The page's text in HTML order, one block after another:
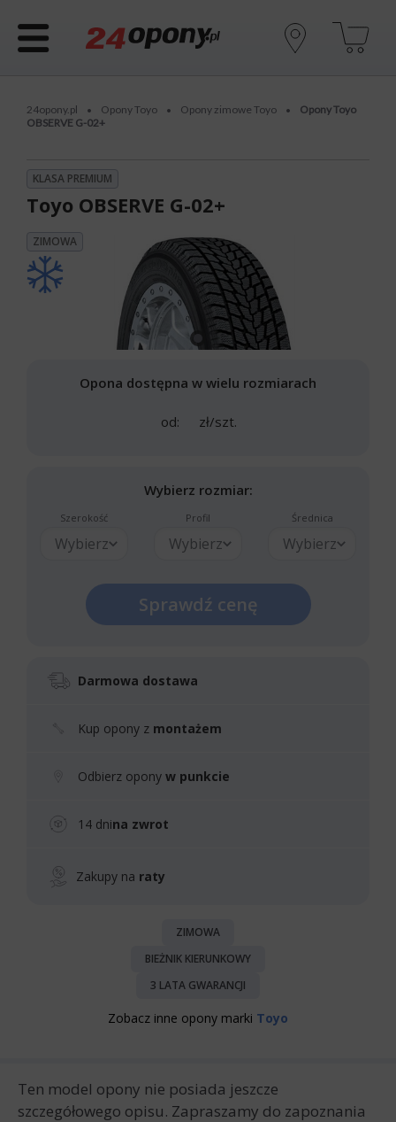
24opony.pl • Opony Toyo • Opony zimowe Toyo •
Opony Toyo
OBSERVE G-02+
KLASA PREMIUM
Toyo OBSERVE G-02+
ZIMOWA
Opona dostępna w wielu rozmiarach
od: zł/szt.
Wybierz rozmiar:
Szerokość
Wybierz
Profil
Wybierz
Średnica
Wybierz
Sprawdź cenę
Darmowa dostawa
Kup opony z montażem
Odbierz opony w punkcie
14 dnina zwrot
Zakupy na raty
ZIMOWA
BIEŻNIK KIERUNKOWY
3 LATA GWARANCJI
Zobacz inne opony marki Toyo
Ten model opony nie posiada jeszcze
szczegółowego opisu. Zapraszamy do zapoznania